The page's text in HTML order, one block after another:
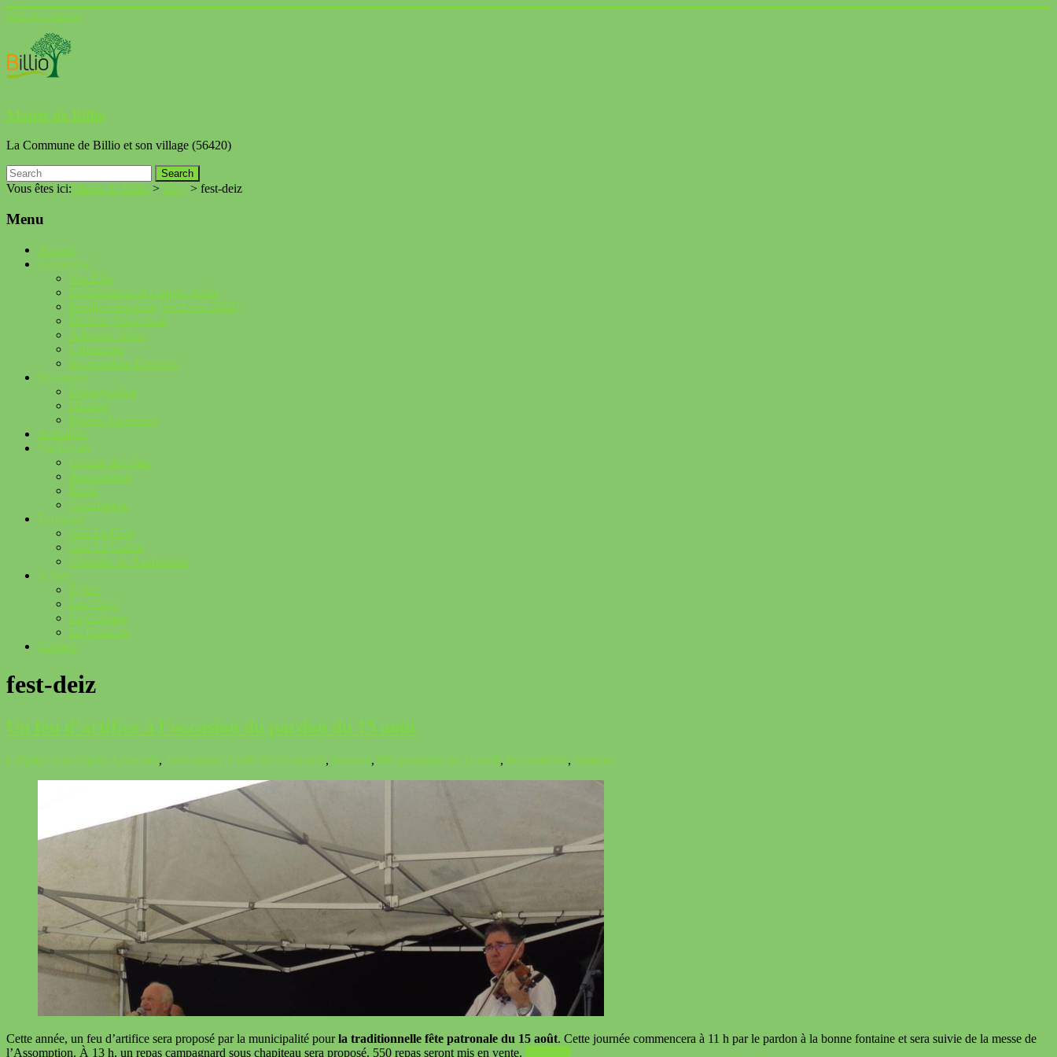
Skip to content
Mairie de Billio
La Commune de Billio et son village (56420)
Vous êtes ici:Mairie de Billio > Blog > fest-deiz
Menu
Accueil
Commune
Vos Élus
Délibérations et compte-rendu
Feuille mensuelle (Archives 2022)
Bulletin Communal
Adresses Utiles
Urbanisme
Informations Diverses
Souvenirs
Démographie
Histoire
Photos Anciennes
Actualités
Vie Locale
Comité des fêtes
Associations
École
Commerces
Tourisme
Gîte La Haie
Gîte Le Galloù
Chemins de Randonnée
A Voir
Église
Les Croix
Le Calvaire
La Fontaine
Contact
fest-deiz
Un feu d’artifice à l’occasion du pardon du 15 août
L'équipe municipale Actualités, Animations 9 août 2019fest-deiz, fest-noz, fête patronale du 15 août, feu d'artifice, tombola
Cette année, un feu d’artifice sera proposé par la municipalité pourla traditionnelle fête patronale du 15 août. Cette journée commencera à 11 h par le pardon à la bonne fontaine et sera suivie de la messe de
l’Assomption. À 13 h, un repas campagnard sous chapiteau sera proposé. 550 repas seront mis en vente.